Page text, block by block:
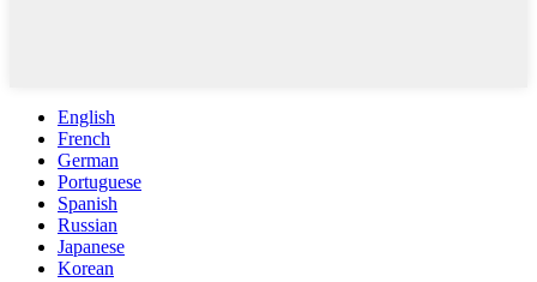
English
French
German
Portuguese
Spanish
Russian
Japanese
Korean